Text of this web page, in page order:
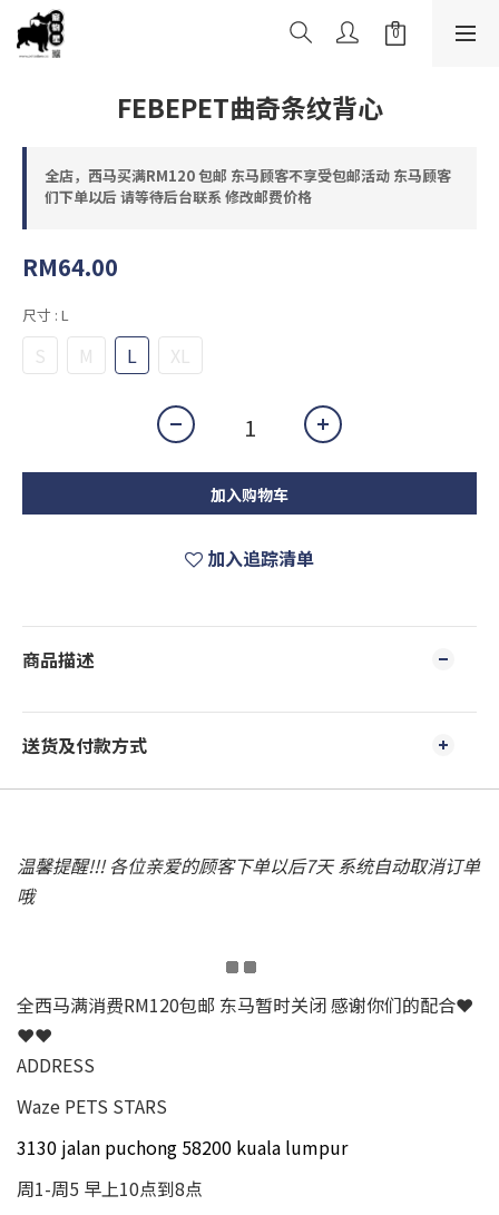
FEBEPET曲奇条纹背心
全店，西马买满RM120 包邮 东马顾客不享受包邮活动 东马顾客
们下单以后 请等待后台联系 修改邮费价格
RM64.00
尺寸 : L
S M L XL
加入购物车
加入追踪清单
商品描述
送货及付款方式
温馨提醒!!! 各位亲爱的顾客下单以后7天 系统自动取消订单
哦
全西马满消费RM120包邮 东马暂时关闭 感谢你们的配合❤
❤❤
ADDRESS
Waze PETS STARS
3130 jalan puchong 58200 kuala lumpur
周1-周5 早上10点到8点